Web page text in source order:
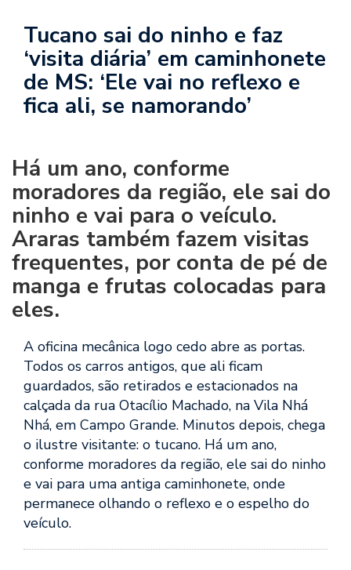
Tucano sai do ninho e faz
‘visita diária’ em caminhonete
de MS: ‘Ele vai no reflexo e
fica ali, se namorando’
Há um ano, conforme
moradores da região, ele sai do
ninho e vai para o veículo.
Araras também fazem visitas
frequentes, por conta de pé de
manga e frutas colocadas para
eles.
A oficina mecânica logo cedo abre as portas.
Todos os carros antigos, que ali ficam
guardados, são retirados e estacionados na
calçada da rua Otacílio Machado, na Vila Nhá
Nhá, em Campo Grande. Minutos depois, chega
o ilustre visitante: o tucano. Há um ano,
conforme moradores da região, ele sai do ninho
e vai para uma antiga caminhonete, onde
permanece olhando o reflexo e o espelho do
veículo.